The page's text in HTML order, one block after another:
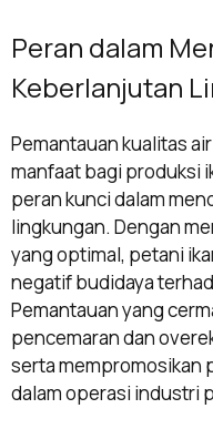
Peran dalam
Keberlanjutan
Pemantauan kualitas
manfaat bagi produksi
peran kunci dalam
lingkungan. Dengan
yang optimal, petani
negatif budidaya
Pemantauan yang
pencemaran dan
serta
dalam operasi industri